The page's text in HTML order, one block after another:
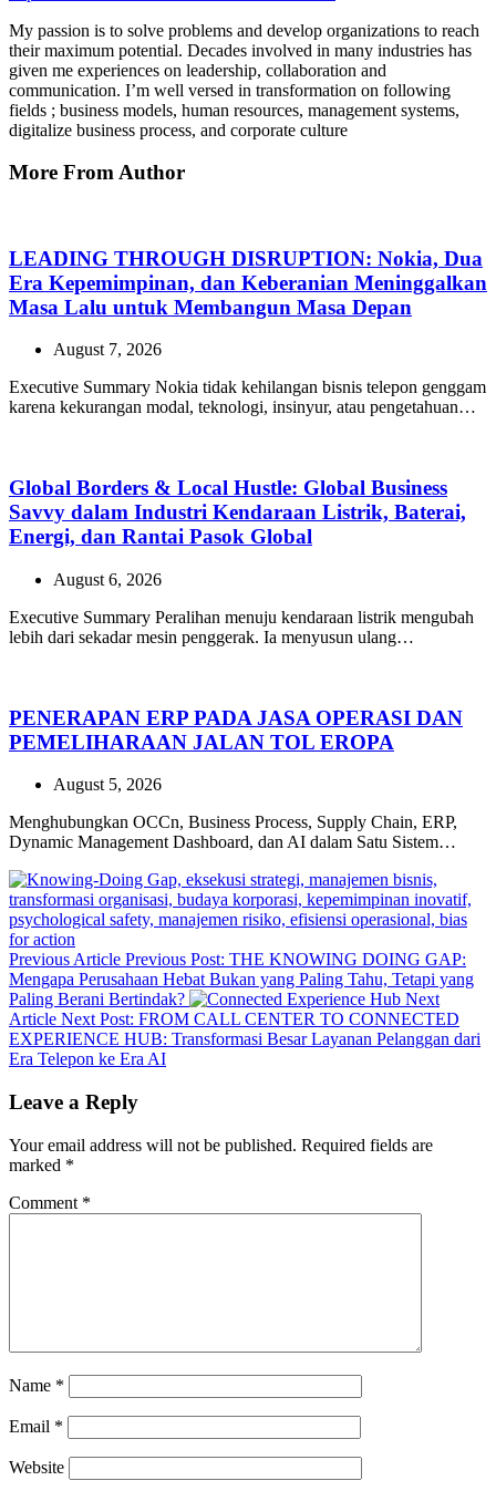
My passion is to solve problems and develop organizations to reach
their maximum potential. Decades involved in many industries has
given me experiences on leadership, collaboration and
communication. I’m well versed in transformation on following
fields ; business models, human resources, management systems,
digitalize business process, and corporate culture
More From Author
LEADING THROUGH DISRUPTION: Nokia, Dua
Era Kepemimpinan, dan Keberanian Meninggalkan
Masa Lalu untuk Membangun Masa Depan
August 7, 2026
Executive Summary Nokia tidak kehilangan bisnis telepon genggam
karena kekurangan modal, teknologi, insinyur, atau pengetahuan…
Global Borders & Local Hustle: Global Business
Savvy dalam Industri Kendaraan Listrik, Baterai,
Energi, dan Rantai Pasok Global
August 6, 2026
Executive Summary Peralihan menuju kendaraan listrik mengubah
lebih dari sekadar mesin penggerak. Ia menyusun ulang…
PENERAPAN ERP PADA JASA OPERASI DAN
PEMELIHARAAN JALAN TOL EROPA
August 5, 2026
Menghubungkan OCCn, Business Process, Supply Chain, ERP,
Dynamic Management Dashboard, dan AI dalam Satu Sistem…
Previous Article Previous Post: THE KNOWING DOING GAP:
Mengapa Perusahaan Hebat Bukan yang Paling Tahu, Tetapi yang
Paling Berani Bertindak?
Next
Article Next Post: FROM CALL CENTER TO CONNECTED
EXPERIENCE HUB: Transformasi Besar Layanan Pelanggan dari
Era Telepon ke Era AI
Leave a Reply
Your email address will not be published. Required fields are
marked *
Comment *
Name *
Email *
Website